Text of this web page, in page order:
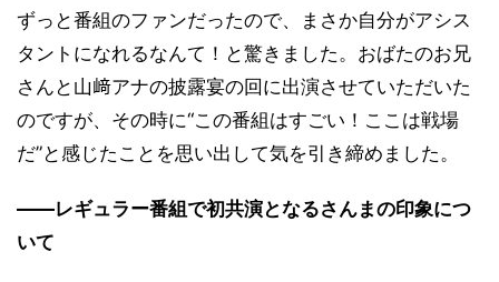
ずっと番組のファンだったので、まさか自分がアシス
タントになれるなんて！と驚きました。おばたのお兄
さんと山﨑アナの披露宴の回に出演させていただいた
のですが、その時に“この番組はすごい！ここは戦場
だ”と感じたことを思い出して気を引き締めました。
――レギュラー番組で初共演となるさんまの印象につ
いて